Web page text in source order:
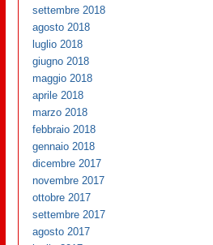
settembre 2018
agosto 2018
luglio 2018
giugno 2018
maggio 2018
aprile 2018
marzo 2018
febbraio 2018
gennaio 2018
dicembre 2017
novembre 2017
ottobre 2017
settembre 2017
agosto 2017